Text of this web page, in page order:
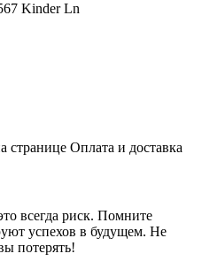
Kinder Ln
странице Оплата и доставка
всегда риск. Помните
успехов в будущем. Не
потерять!